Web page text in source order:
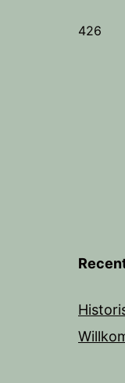
426